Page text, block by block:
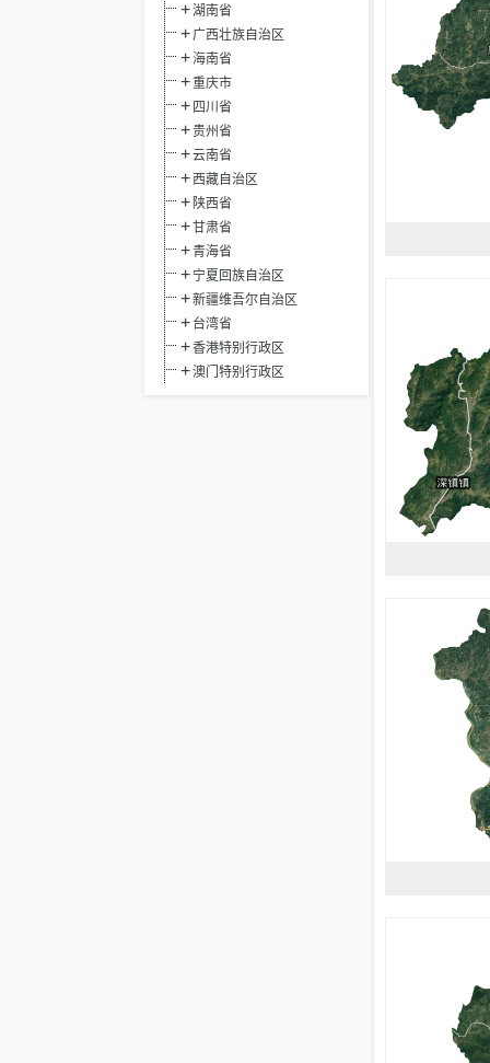
湖南省
广西壮族自治区
海南省
重庆市
四川省
贵州省
云南省
西藏自治区
陕西省
甘肃省
青海省
宁夏回族自治区
新疆维吾尔自治区
台湾省
香港特别行政区
澳门特别行政区